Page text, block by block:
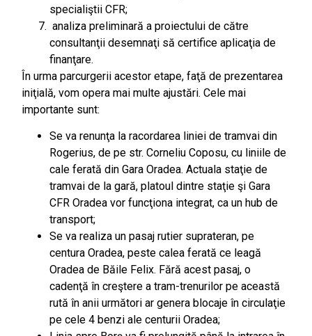
specialiştii CFR;
analiza preliminară a proiectului de către
consultanţii desemnaţi să certifice aplicaţia de
finanţare.
În urma parcurgerii acestor etape, faţă de prezentarea
iniţială, vom opera mai multe ajustări. Cele mai
importante sunt:
Se va renunţa la racordarea liniei de tramvai din
Rogerius, de pe str. Corneliu Coposu, cu liniile de
cale ferată din Gara Oradea. Actuala staţie de
tramvai de la gară, platoul dintre staţie şi Gara
CFR Oradea vor funcţiona integrat, ca un hub de
transport;
Se va realiza un pasaj rutier suprateran, pe
centura Oradea, peste calea ferată ce leagă
Oradea de Băile Felix. Fără acest pasaj, o
cadenţă în creştere a tram-trenurilor pe această
rută în anii următori ar genera blocaje în circulaţie
pe cele 4 benzi ale centurii Oradea;